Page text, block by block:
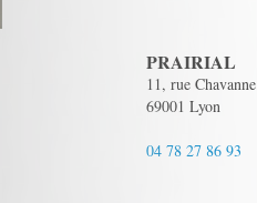
PRAIRIAL
11, rue Chavanne
69001 Lyon
04 78 27 86 93